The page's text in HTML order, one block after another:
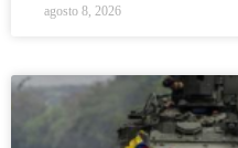
agosto 8, 2026